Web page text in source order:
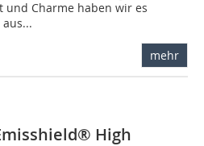
und Charme haben wir es
mehr
High